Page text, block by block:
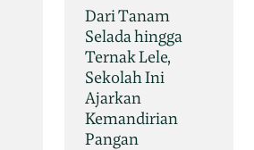
Dari Tanam
Selada hingga
Ternak Lele,
Sekolah Ini
Ajarkan
Kemandirian
Pangan